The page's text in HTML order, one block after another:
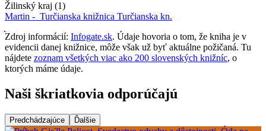
Žilinský kraj (1)
Martin - Turčianska knižnica Turčianska kn.
Zdroj informácií: Infogate.sk. Údaje hovoria o tom, že kniha je v
evidencii danej knižnice, môže však už byť aktuálne požičaná. Tu
nájdete zoznam všetkých viac ako 200 slovenských knižníc, o
ktorých máme údaje.
Naši škriatkovia odporúčajú
Predchádzajúce Ďalšie